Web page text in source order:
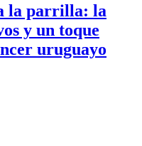
la parrilla: la
y un toque
uruguayo